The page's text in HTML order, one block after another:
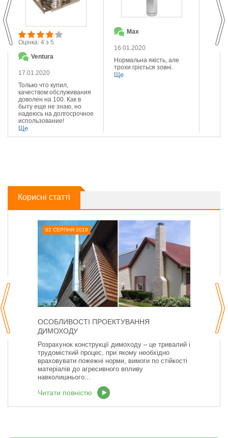
Max
16.01.2020
Нормальна якість, але
трохи гріється зовні.
Ще
Оцінка: 4 з 5
Ventura
17.01.2020
Только что купил,
качеством обслуживания
доволен на 100. Как в
быту еще не знаю, но
надеюсь на долгосрочное
использование!
Ще
Корисні статті
02 СЕРПНЯ 2019
ОСОБЛИВОСТІ ПРОЕКТУВАННЯ
ДИМОХОДУ
Розрахунок конструкції димоходу – це тривалий і
трудомісткий процес, при якому необхідно
враховувати пожежні норми, вимоги по стійкості
матеріалів до агресивного впливу
навколишнього...
Читати повністю